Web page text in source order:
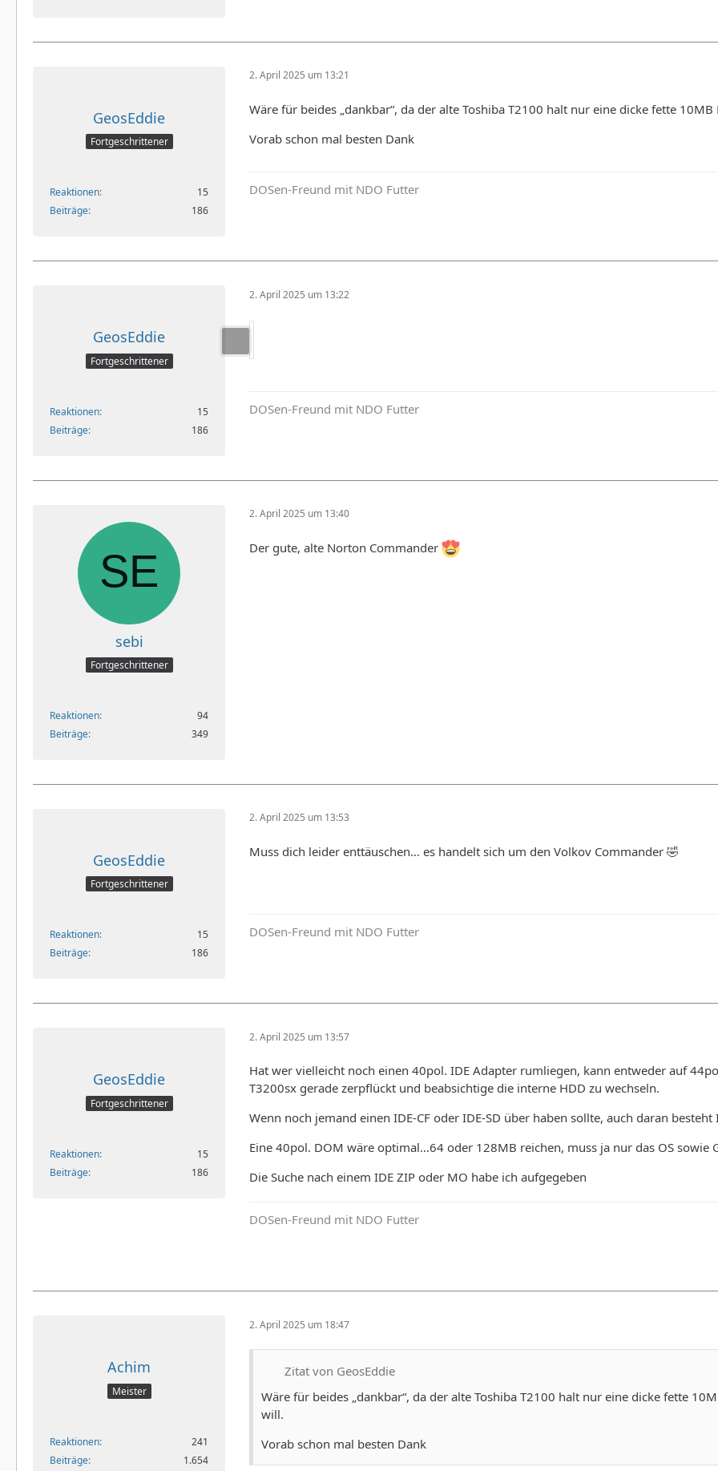
GeosEddie
Fortgeschrittener
Reaktionen
15
Beiträge
186
2. April 2025 um 13:21
Wäre für beides „dankbar“, da der alte Toshiba T2100 halt nur eine dicke fette
Vorab schon mal besten Dank
DOSen-Freund mit NDO Futter
GeosEddie
Fortgeschrittener
Reaktionen
15
Beiträge
186
2. April 2025 um 13:22
DOSen-Freund mit NDO Futter
sebi
Fortgeschrittener
Reaktionen
94
Beiträge
349
2. April 2025 um 13:40
Der gute, alte Norton Commander
GeosEddie
Fortgeschrittener
Reaktionen
15
Beiträge
186
2. April 2025 um 13:53
Muss dich leider enttäuschen… es handelt sich um den Volkov Commander 🤣
DOSen-Freund mit NDO Futter
GeosEddie
Fortgeschrittener
Reaktionen
15
Beiträge
186
2. April 2025 um 13:57
Hat wer vielleicht noch einen 40pol. IDE Adapter rumliegen, kann entweder auf
T3200sx gerade zerpflückt und beabsichtige die interne HDD zu wechseln.
Wenn noch jemand einen IDE-CF oder IDE-SD über haben sollte, auch daran besteht
Eine 40pol. DOM wäre optimal…64 oder 128MB reichen, muss ja nur das OS sowie
Die Suche nach einem IDE ZIP oder MO habe ich aufgegeben
DOSen-Freund mit NDO Futter
Achim
Meister
Reaktionen
241
Beiträge
1.654
2. April 2025 um 18:47
Zitat von GeosEddie
Wäre für beides „dankbar“, da der alte Toshiba T2100 halt nur eine dicke fette
will.
Vorab schon mal besten Dank